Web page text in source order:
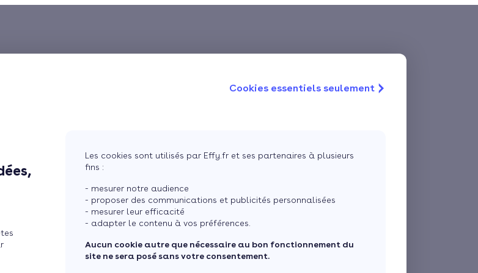
Cookies essentiels seulement
Les cookies sont utilisés par Effy.fr et ses partenaires à plusieurs
fins :
- mesurer notre audience
- proposer des communications et publicités personnalisées
- mesurer leur efficacité
- adapter le contenu à vos préférences.
Aucun cookie autre que nécessaire au bon fonctionnement du
site ne sera posé sans votre consentement.